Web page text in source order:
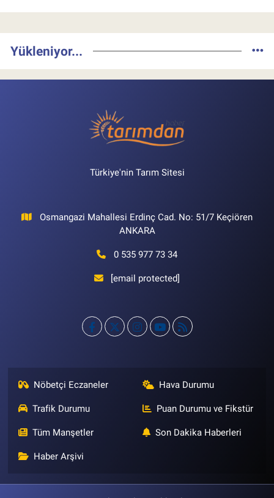
Yükleniyor...
Türkiye'nin Tarım Sitesi
Osmangazi Mahallesi Erdinç Cad. No: 51/7 Keçiören
ANKARA
0 535 977 73 34
[email protected]
Nöbetçi Eczaneler Hava Durumu
Trafik Durumu Puan Durumu ve Fikstür
Tüm Manşetler Son Dakika Haberleri
Haber Arşivi